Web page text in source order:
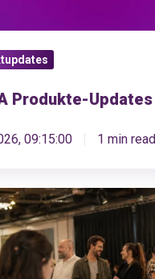
Produkte-
09:15:00 1 min read